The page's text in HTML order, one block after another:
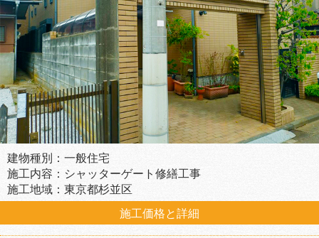
建物種別：一般住宅
施工内容：シャッターゲート修繕工事
施工地域：東京都杉並区
施工価格と詳細